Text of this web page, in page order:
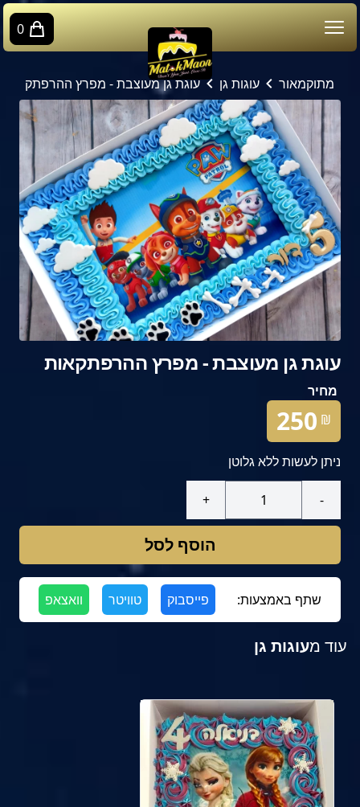
0
מתוקמאור עוגות גן עוגת גן מעוצבת - מפרץ ההרפתקאות
עוגת גן מעוצבת - מפרץ ההרפתקאות
מחיר
₪
250
ניתן לעשות ללא גלוטן
-
+
הוסף לסל
שתף באמצעות: פייסבוק טוויטר וואצאפ
עוד מעוגות גן